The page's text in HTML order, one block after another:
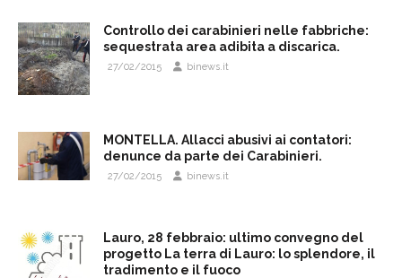
Controllo dei carabinieri nelle fabbriche:
sequestrata area adibita a discarica.
27/02/2015 binews.it
MONTELLA. Allacci abusivi ai contatori:
denunce da parte dei Carabinieri.
27/02/2015 binews.it
Lauro, 28 febbraio: ultimo convegno del
progetto La terra di Lauro: lo splendore, il
tradimento e il fuoco